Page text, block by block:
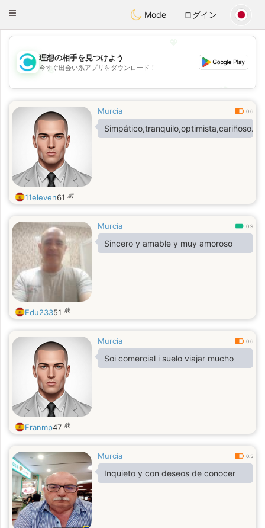
olombiaCitas
Toggle
Mode ログイン
💖
💕
理想の相手を見つけよう
今すぐ出会い系アプリをダウンロード！
Murcia 0.6
Simpático,tranquilo,optimista,cariñoso.
11eleven61 歳
Murcia 0.9
Sincero y amable y muy amoroso
Edu23351 歳
Murcia 0.6
Soi comercial i suelo viajar mucho
Franmp47 歳
Murcia 0.5
Inquieto y con deseos de conocer